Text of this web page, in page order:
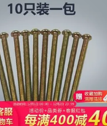
件之一。若忽视配套
压力、接口规格和材
压力监测组件是首要
防爆压力表
需匹
安全泄压阀
应设
304不锈钢快插气嘴